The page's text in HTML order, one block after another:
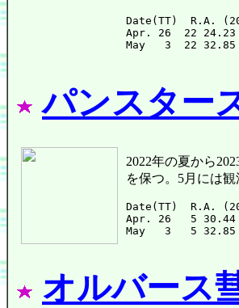
Date(TT)  R.A.
Apr. 26  22
パンスター
2022年の夏から
を保つ。5月には
Date(TT)  R.A.
Apr. 26   5
オルバース